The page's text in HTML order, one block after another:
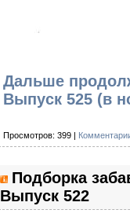
Дальше
Выпуск 525 (в
Просмотров: 399 |
Подборка
Выпуск 522